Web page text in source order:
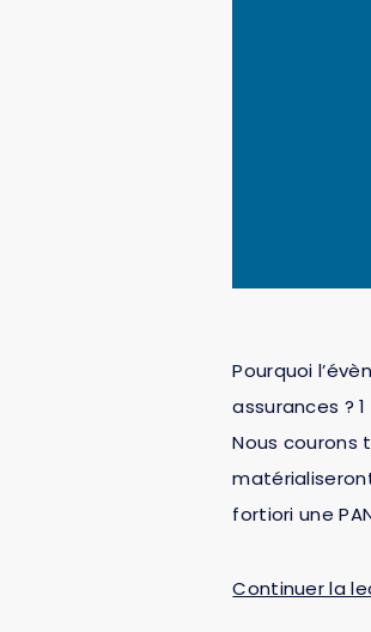
Pourquoi
assurances ?
Nous courons
fortiori une
Continuer la